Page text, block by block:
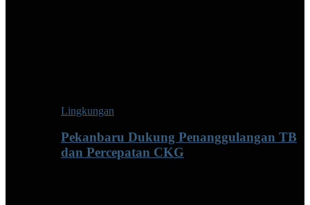
Lingkungan
Pekanbaru Dukung Penanggulangan TB
dan Percepatan CKG